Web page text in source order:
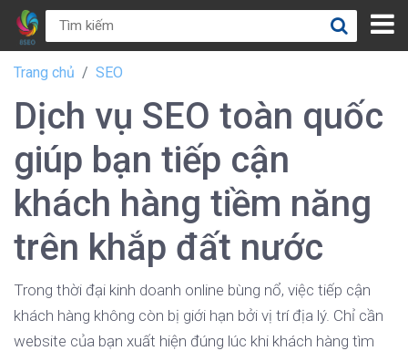
Trang chủ SEO
Dịch vụ SEO toàn quốc
giúp bạn tiếp cận
khách hàng tiềm năng
trên khắp đất nước
Trong thời đại kinh doanh online bùng nổ, việc tiếp cận
khách hàng không còn bị giới hạn bởi vị trí địa lý. Chỉ cần
website của bạn xuất hiện đúng lúc khi khách hàng tìm